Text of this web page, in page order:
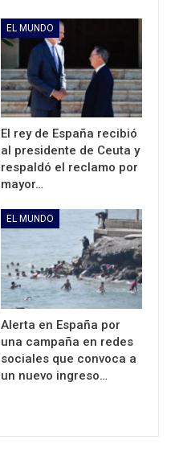
EL MUNDO
El rey de España recibió
al presidente de Ceuta y
respaldó el reclamo por
mayor…
EL MUNDO
Alerta en España por
una campaña en redes
sociales que convoca a
un nuevo ingreso…